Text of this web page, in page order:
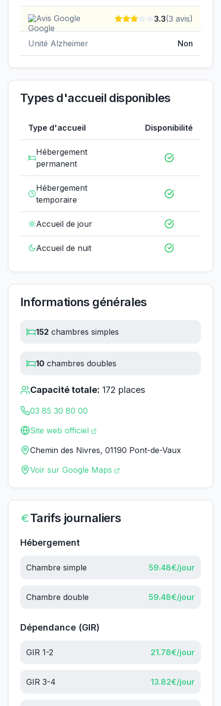
Avis Google 3.3(3 avis)
Unité Alzheimer Non
Types d'accueil disponibles
Type d'accueil Disponibilité
Hébergement
permanent
Hébergement
temporaire
Accueil de jour
Accueil de nuit
Informations générales
152 chambres simples
10 chambres doubles
Capacité totale: 172 places
03 85 30 80 00
Site web officiel
Chemin des Nivres, 01190 Pont-de-Vaux
Voir sur Google Maps
Tarifs journaliers
Hébergement
Chambre simple 59.48€/jour
Chambre double 59.48€/jour
Dépendance (GIR)
GIR 1-2 21.78€/jour
GIR 3-4 13.82€/jour